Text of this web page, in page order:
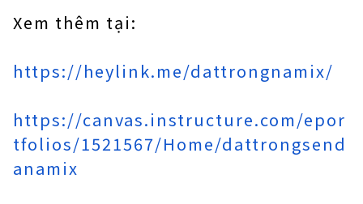
Xem thêm tại:
https://heylink.me/dattrongnamix/
https://canvas.instructure.com/epor
tfolios/1521567/Home/dattrongsend
anamix